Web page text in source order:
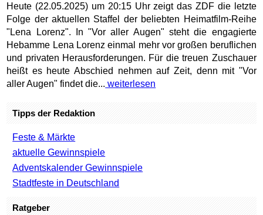
Heute (22.05.2025) um 20:15 Uhr zeigt das ZDF die letzte
Folge der aktuellen Staffel der beliebten Heimatfilm-Reihe
"Lena Lorenz". In "Vor aller Augen" steht die engagierte
Hebamme Lena Lorenz einmal mehr vor großen beruflichen
und privaten Herausforderungen. Für die treuen Zuschauer
heißt es heute Abschied nehmen auf Zeit, denn mit "Vor
aller Augen" findet die... weiterlesen
Tipps der Redaktion
Feste & Märkte
aktuelle Gewinnspiele
Adventskalender Gewinnspiele
Stadtfeste in Deutschland
Ratgeber